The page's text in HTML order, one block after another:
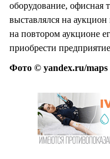
оборудование, офисная
выставлялся на
на повтором аукционе
приобрести
Фото © yandex.ru/maps